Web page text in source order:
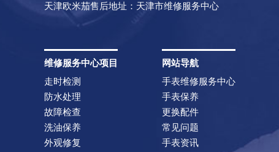
天津欧米茄售后地址：天津市维修服务中心
维修服务中心项目
走时检测
防水处理
故障检查
洗油保养
外观修复
网站导航
手表维修服务中心
手表保养
更换配件
常见问题
手表资讯